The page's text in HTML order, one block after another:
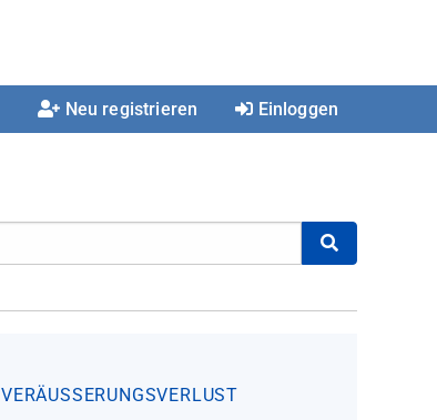
Neu registrieren Einloggen
VERÄUSSERUNGSVERLUST